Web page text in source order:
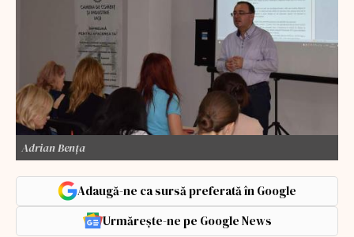
Adrian Bența
Adaugă-ne ca sursă preferată în Google
Urmărește-ne pe Google News